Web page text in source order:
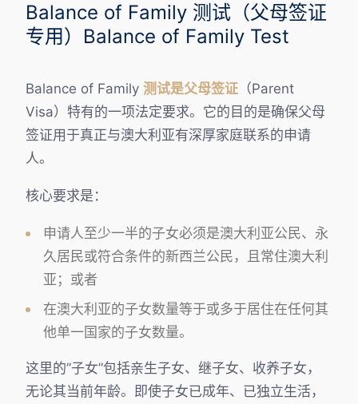
Balance of Family 测试（父母签证
专用）Balance of Family Test
Balance of Family 测试是父母签证 （Parent
Visa）特有的一项法定要求。它的目的是确保父母
签证用于真正与澳大利亚有深厚家庭联系的申请
人。
核心要求是：
申请人至少一半的子女必须是澳大利亚公民、永
久居民或符合条件的新西兰公民，且常住澳大利
亚；或者
在澳大利亚的子女数量等于或多于居住在任何其
他单一国家的子女数量。
这里的”子女”包括亲生子女、继子女、收养子女，
无论其当前年龄。即使子女已成年、已独立生活，